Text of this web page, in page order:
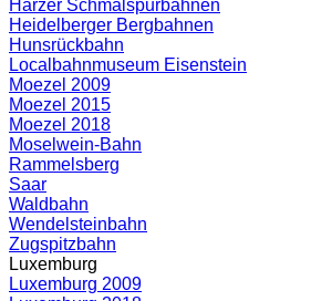
Harzer Schmalspurbahnen
Heidelberger Bergbahnen
Hunsrückbahn
Localbahnmuseum Eisenstein
Moezel 2009
Moezel 2015
Moezel 2018
Moselwein-Bahn
Rammelsberg
Saar
Waldbahn
Wendelsteinbahn
Zugspitzbahn
Luxemburg
Luxemburg 2009